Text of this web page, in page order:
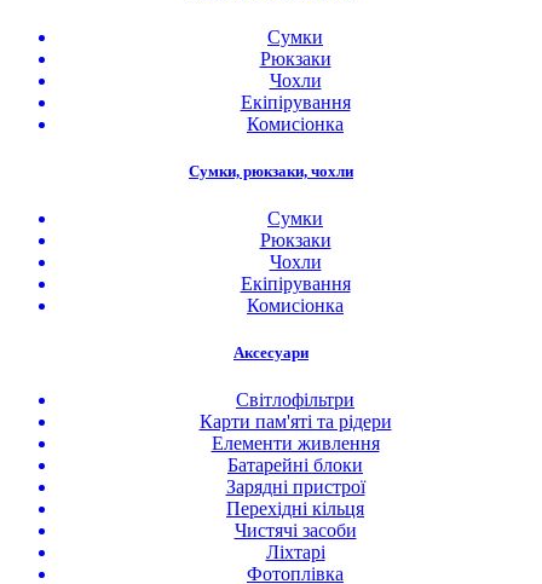
Сумки
Рюкзаки
Чохли
Екіпірування
Комисіонка
Сумки, рюкзаки, чохли
Сумки
Рюкзаки
Чохли
Екіпірування
Комисіонка
Аксесуари
Світлофільтри
Карти пам'яті та рідери
Елементи живлення
Батарейні блоки
Зарядні пристрої
Перехідні кільця
Чистячі засоби
Ліхтарі
Фотоплівка